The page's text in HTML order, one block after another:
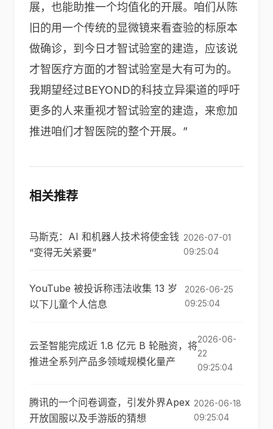
展，也能助推一个均值化的开展。咱们从陈
旧的用一个传统的显微镜来看查验的标原本
做确诊，到今日才智试验室的建造，应该说
才智医疗方面的才智试验室是大有可为的。
我期望经过BEYOND的科技立异渠道的呼吁
更多的人来重视才智试验室的建造，来愈加
推进咱们才智医院的整个开展。”
相关推荐
马斯克：AI 和机器人技术将使金钱
“变得无关紧要”
2026-07-01
09:25:04
YouTube 被投诉称违法收集 13 岁
以下儿童个人信息
2026-06-25
09:25:04
云圣智能完成近 1.8 亿元 B 轮融资，将
推进全系列产品多领域规模化量产
2026-06-
22
09:25:04
腾讯的一个问卷调查，引发外界Apex
开放国服以及手游版的猜想
2026-06-18
09:25:04